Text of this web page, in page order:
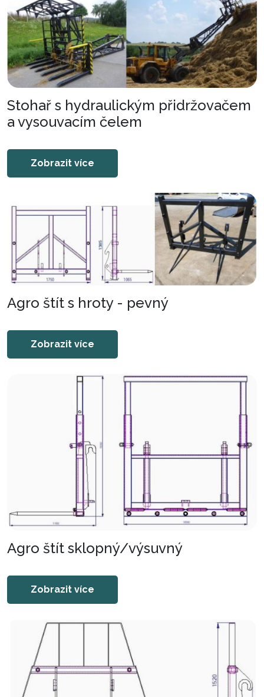
Stohař s hydraulickým přidržovačem
a vysouvacím čelem
Zobrazit více
Agro štít s hroty - pevný
Zobrazit více
Agro štít sklopný/výsuvný
Zobrazit více